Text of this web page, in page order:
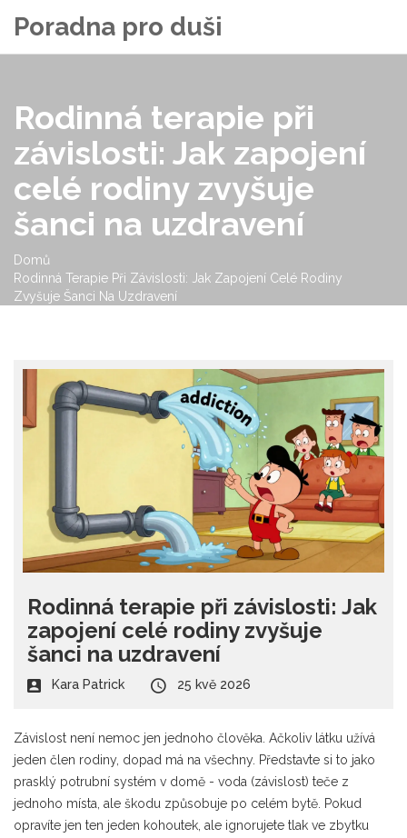
Poradna pro duši
Rodinná terapie při
závislosti: Jak zapojení
celé rodiny zvyšuje
šanci na uzdravení
Domů
Rodinná Terapie Při Závislosti: Jak Zapojení Celé Rodiny
Zvyšuje Šanci Na Uzdravení
Rodinná terapie při závislosti: Jak
zapojení celé rodiny zvyšuje
šanci na uzdravení
Kara Patrick 25 kvě 2026
Závislost není nemoc jen jednoho člověka. Ačkoliv látku užívá
jeden člen rodiny, dopad má na všechny. Představte si to jako
prasklý potrubní systém v domě - voda (závislost) teče z
jednoho místa, ale škodu způsobuje po celém bytě. Pokud
opravíte jen ten jeden kohoutek, ale ignorujete tlak ve zbytku